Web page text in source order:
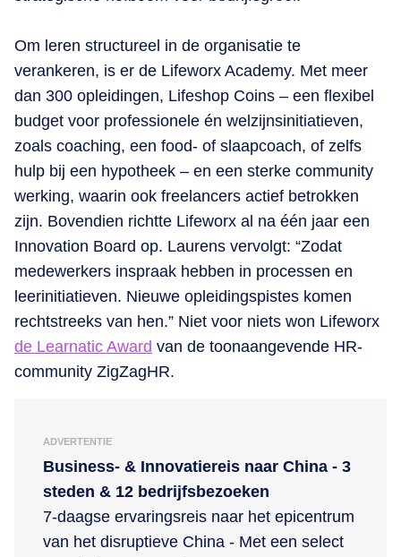
Om leren structureel in de organisatie te
verankeren, is er de Lifeworx Academy. Met meer
dan 300 opleidingen, Lifeshop Coins – een flexibel
budget voor professionele én welzijnsinitiatieven,
zoals coaching, een food- of slaapcoach, of zelfs
hulp bij een hypotheek – en een sterke community
werking, waarin ook freelancers actief betrokken
zijn. Bovendien richtte Lifeworx al na één jaar een
Innovation Board op. Laurens vervolgt: “Zodat
medewerkers inspraak hebben in processen en
leerinitiatieven. Nieuwe opleidingspistes komen
rechtstreeks van hen.” Niet voor niets won Lifeworx
de Learnatic Award van de toonaangevende HR-
community ZigZagHR.
ADVERTENTIE
Business- & Innovatiereis naar China - 3
steden & 12 bedrijfsbezoeken
7-daagse ervaringsreis naar het epicentrum
van het disruptieve China - Met een select